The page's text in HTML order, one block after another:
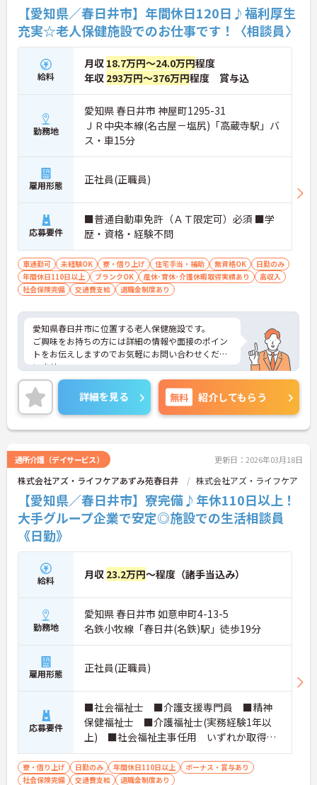
【愛知県／春日井市】年間休日120日♪福利厚生
充実☆老人保健施設でのお仕事です！〈相談員〉
給料
月収 18.7万円～24.0万円程度
年収 293万円～376万円程度 賞与込
勤務地
愛知県 春日井市 神屋町1295-31
ＪＲ中央本線(名古屋－塩尻)「高蔵寺駅」バ
ス・車15分
雇用形態 正社員(正職員)
応募要件
■普通自動車免許（ＡＴ限定可）必須 ■学
歴・資格・経験不問
車通勤可 未経験OK 寮・借り上げ 住宅手当・補助 無資格OK
日勤のみ
年間休日110日以上
ブランクOK 産休･育休･介護休暇取得実績あり
高収入
社会保険完備
交通費支給 退職金制度あり
愛知県春日井市に位置する老人保健施設です。
ご興味をお持ちの方には詳細の情報や面接のポイン
トをお伝えしますのでお気軽にお問い合わせくださ
いませ。
詳細を見る 無料 紹介してもらう
通所介護（デイサービス） 更新日：2026年03月18日
株式会社アズ・ライフケアあずみ苑春日井 株式会社アズ・ライフケア
【愛知県／春日井市】寮完備♪年休110日以上！
大手グループ企業で安定◎施設での生活相談員
《日勤》
給料 月収 23.2万円～程度（諸手当込み）
勤務地
愛知県 春日井市 如意申町4-13-5
名鉄小牧線「春日井(名鉄)駅」徒歩19分
雇用形態 正社員(正職員)
応募要件
■社会福祉士 ■介護支援専門員 ■精神
保健福祉士 ■介護福祉士(実務経験1年以
上) ■社会福祉主事任用 いずれか取得さ
れている方 ■普通自動車免許をお持ちの
方 ※厚生労働大臣が定める科目を3科目以上
履修していることが成績証明書の提示にて
寮・借り上げ 日勤のみ 年間休日110日以上
ボーナス・賞与あり
社会保険完備
交通費支給 退職金制度あり